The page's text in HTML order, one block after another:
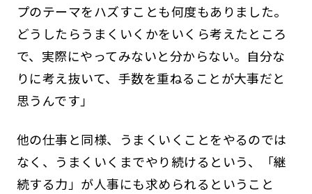
プのテーマをハズすことも何度もありました。
どうしたらうまくいくかをいくら考えたところ
で、実際にやってみないと分からない。自分な
りに考え抜いて、手数を重ねることが大事だと
思うんです」
他の仕事と同様、うまくいくことをやるのでは
なく、うまくいくまでやり続けるという、「継
続する力」が人事にも求められるということ